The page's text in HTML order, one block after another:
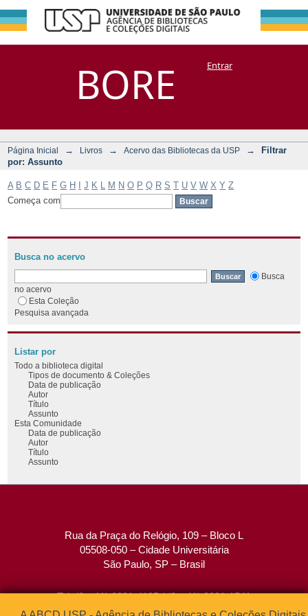
BORE
Filtrar por:
Assunto
DSpace/Manakin + CoriscoEntrar
Página Inicial → Livros → Acervo das Bibliotecas da USP →
Filtrar
por: Assunto
A B C D E F G H J K M N O P Q R S T U V W X Y Z
Começa com
Busca no acervo
Busca
no acervo
Esta Coleção
Pesquisa avançada
Listar por
Todo a biblioteca digital
Tipos de documento & Coleções
Data de publicação
Autor
Título
Assunto
Esta Comunidade
Data de publicação
Autor
Título
Assunto
Rua da Praça do Relógio, 109 – Bloco L
05508-050 – Cidade Universitária
São Paulo, SP – Brasil
Tel: (0xx11) 3091-4195 / (0xx11) 3091-1541
Fax: (0xx11) 3091-1567